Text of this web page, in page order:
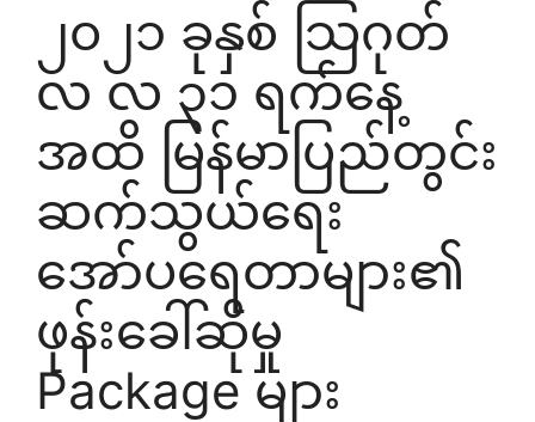
၂၀၂၁ ခုနှစ် သြဂုတ်
လ လ ၃၁ ရက်နေ့
အထိ မြန်မာပြည်တွင်း
ဆက်သွယ်ရေး
အော်ပရေတာများ၏
ဖုန်းခေါ်ဆိုမှု
Package များ